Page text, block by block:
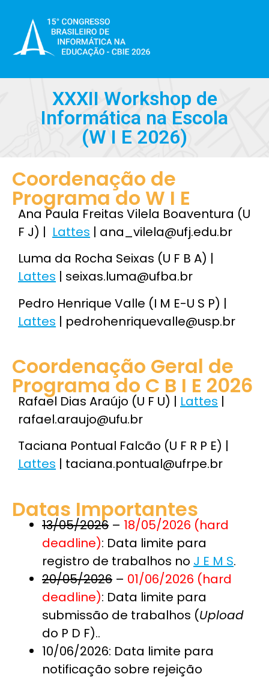
XXXII Workshop de
Informática na Escola
(W I E 2026)
Coordenação de
Programa do W I E
Ana Paula Freitas Vilela Boaventura (U
F J) | Lattes | ana_vilela@ufj.edu.br
Luma da Rocha Seixas (U F B A) |
Lattes | seixas.luma@ufba.br
Pedro Henrique Valle (I M E-U S P) |
Lattes | pedrohenriquevalle@usp.br
Coordenação Geral de
Programa do C B I E 2026
Rafael Dias Araújo (U F U) | Lattes |
rafael.araujo@ufu.br
Taciana Pontual Falcão (U F R P E) |
Lattes | taciana.pontual@ufrpe.br
Datas Importantes
13/05/2026 – 18/05/2026 (hard
deadline): Data limite para
registro de trabalhos no J E M S.
20/05/2026 – 01/06/2026 (hard
deadline): Data limite para
submissão de trabalhos (Upload
do P D F)..
10/06/2026: Data limite para
notificação sobre rejeição